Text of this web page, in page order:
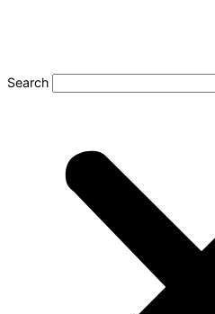
Search